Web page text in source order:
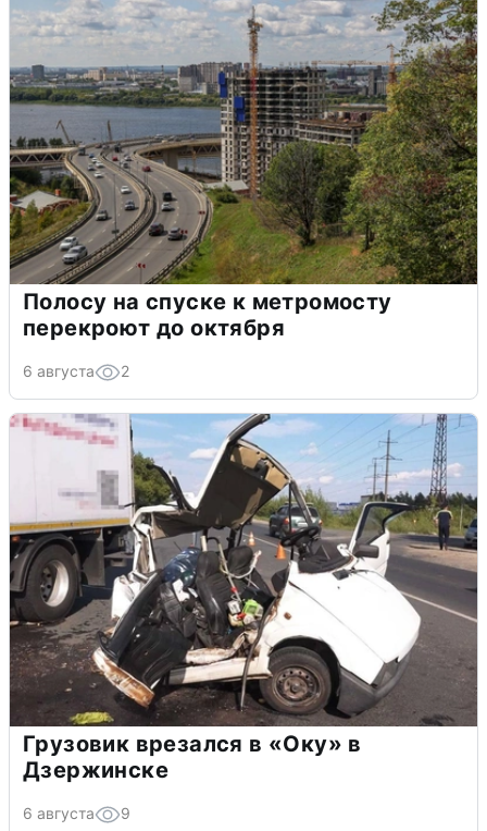
Полосу на спуске к метромосту
перекроют до октября
6 августа 2
Грузовик врезался в «Оку» в
Дзержинске
6 августа 9